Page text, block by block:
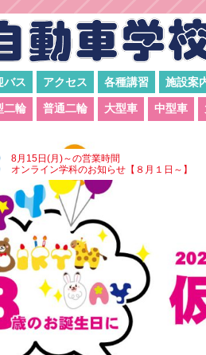
バス アクセス 各種講習 施設案
二輪 普通二輪 大型車 中型車
8月15日(月)～の営業時間
オンライン学科のお知らせ【８月１日～】